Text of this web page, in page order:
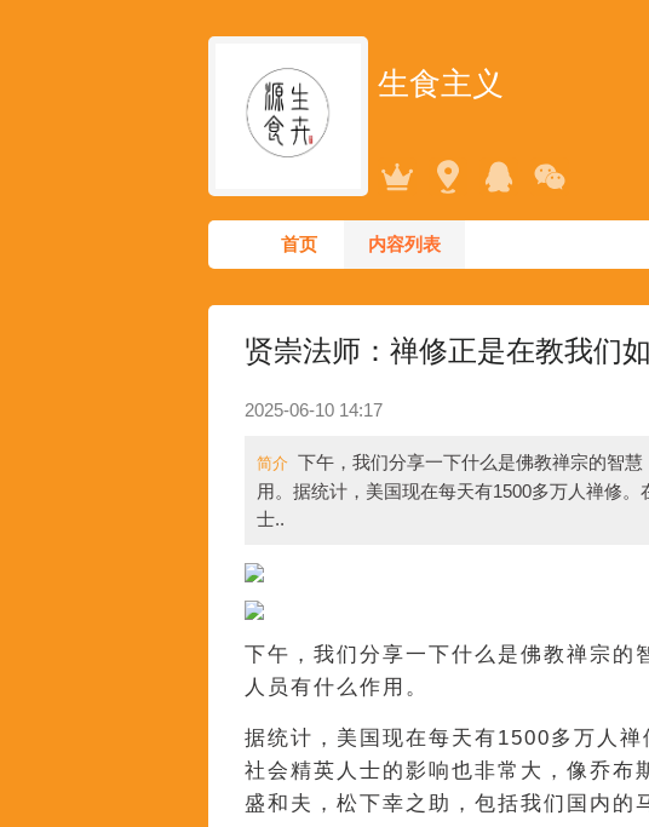
生食主义
首页 内容列表
贤崇法师：禅修正是在教我们
2025-06-10 14:17
简介 下午，我们分享一下什么是佛教禅宗的智
用。据统计，美国现在每天有1500多万人禅修
士..
下午，我们分享一下什么是佛教禅宗的
人员有什么作用。
据统计，美国现在每天有1500多万人
社会精英人士的影响也非常大，像乔布
盛和夫，松下幸之助，包括我们国内的